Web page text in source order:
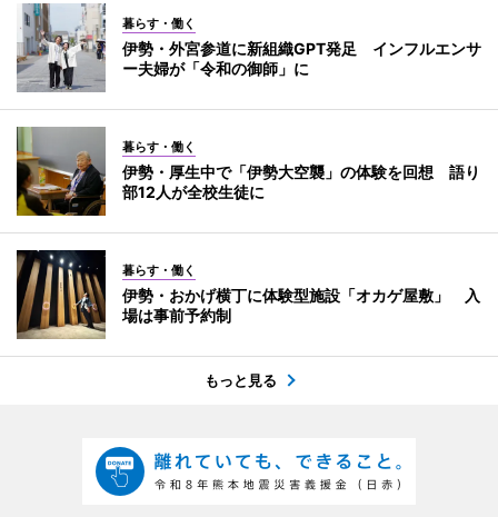
暮らす・働く
伊勢・外宮参道に新組織GPT発足 インフルエンサ
ー夫婦が「令和の御師」に
暮らす・働く
伊勢・厚生中で「伊勢大空襲」の体験を回想 語り
部12人が全校生徒に
暮らす・働く
伊勢・おかげ横丁に体験型施設「オカゲ屋敷」 入
場は事前予約制
もっと見る